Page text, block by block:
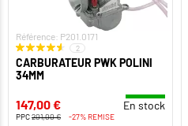
Référence: P201.0171
2
CARBURATEUR PWK POLINI
34MM
147,00 € En stock
PPC201,00 € -27% REMISE